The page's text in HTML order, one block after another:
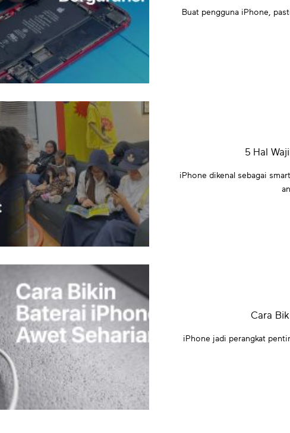
Buat pengguna iPhone,
5 Hal
iPhone dikenal sebagai
Cara
iPhone jadi perangkat